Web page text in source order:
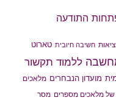
התודעה
חשיבה חיובית טארוט
ללמוד תקשור
מועדון הנבחרים מלאכים
מלאכים מספרים מסר